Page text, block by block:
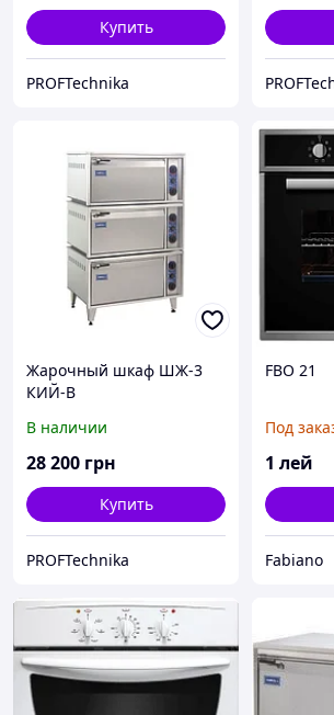
Купить
PROFTechnika
Жарочный шкаф ШЖ-3
КИЙ-В
В наличии
28 200 грн
Купить
PROFTechnika
FBO 21
Под
1 лей
Fabiano